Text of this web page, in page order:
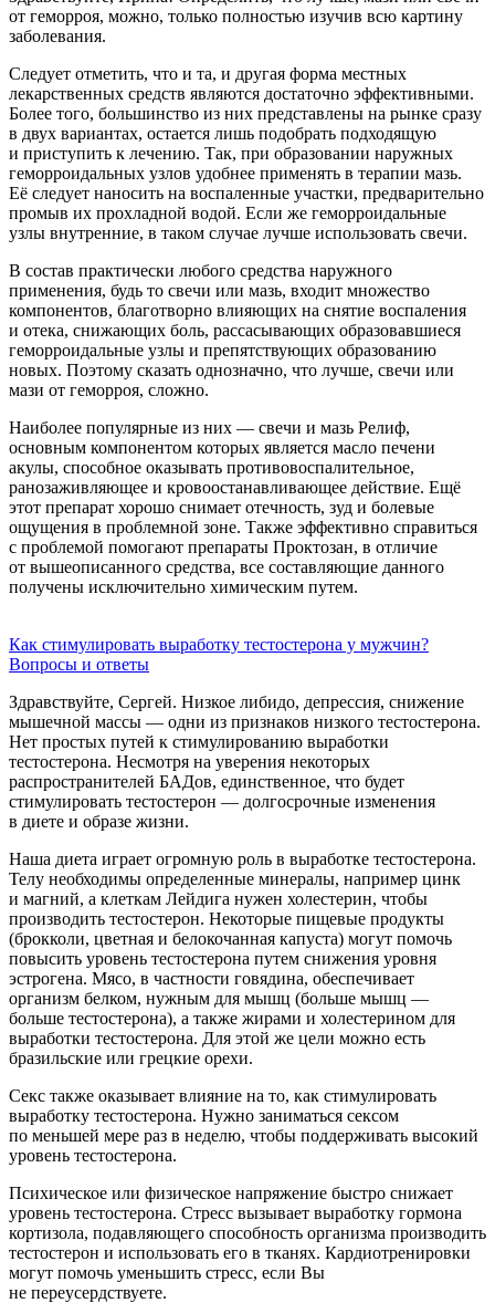
от геморроя, можно, только полностью изучив всю картину
заболевания.
Следует отметить, что и та, и другая форма местных
лекарственных средств являются достаточно эффективными.
Более того, большинство из них представлены на рынке сразу
в двух вариантах, остается лишь подобрать подходящую
и приступить к лечению. Так, при образовании наружных
геморроидальных узлов удобнее применять в терапии мазь.
Её следует наносить на воспаленные участки, предварительно
промыв их прохладной водой. Если же геморроидальные
узлы внутренние, в таком случае лучше использовать свечи.
В состав практически любого средства наружного
применения, будь то свечи или мазь, входит множество
компонентов, благотворно влияющих на снятие воспаления
и отека, снижающих боль, рассасывающих образовавшиеся
геморроидальные узлы и препятствующих образованию
новых. Поэтому сказать однозначно, что лучше, свечи или
мази от геморроя, сложно.
Наиболее популярные из них — свечи и мазь Релиф,
основным компонентом которых является масло печени
акулы, способное оказывать противовоспалительное,
ранозаживляющее и кровоостанавливающее действие. Ещё
этот препарат хорошо снимает отечность, зуд и болевые
ощущения в проблемной зоне. Также эффективно справиться
с проблемой помогают препараты Проктозан, в отличие
от вышеописанного средства, все составляющие данного
получены исключительно химическим путем.
Как стимулировать выработку тестостерона у мужчин?
Вопросы и ответы
Здравствуйте, Сергей. Низкое либидо, депрессия, снижение
мышечной массы — одни из признаков низкого тестостерона.
Нет простых путей к стимулированию выработки
тестостерона. Несмотря на уверения некоторых
распространителей БАДов, единственное, что будет
стимулировать тестостерон — долгосрочные изменения
в диете и образе жизни.
Наша диета играет огромную роль в выработке тестостерона.
Телу необходимы определенные минералы, например цинк
и магний, а клеткам Лейдига нужен холестерин, чтобы
производить тестостерон. Некоторые пищевые продукты
(брокколи, цветная и белокочанная капуста) могут помочь
повысить уровень тестостерона путем снижения уровня
эстрогена. Мясо, в частности говядина, обеспечивает
организм белком, нужным для мышц (больше мышц —
больше тестостерона), а также жирами и холестерином для
выработки тестостерона. Для этой же цели можно есть
бразильские или грецкие орехи.
Секс также оказывает влияние на то, как стимулировать
выработку тестостерона. Нужно заниматься сексом
по меньшей мере раз в неделю, чтобы поддерживать высокий
уровень тестостерона.
Психическое или физическое напряжение быстро снижает
уровень тестостерона. Стресс вызывает выработку гормона
кортизола, подавляющего способность организма производить
тестостерон и использовать его в тканях. Кардиотренировки
могут помочь уменьшить стресс, если Вы
не переусердствуете.